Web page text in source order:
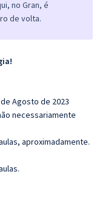
no Gran, é
de volta.
Agosto de 2023
necessariamente
aproximadamente.